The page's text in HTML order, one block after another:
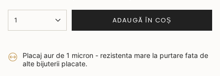
1 ADAUGĂ ÎN COȘ
Placaj aur de 1 micron - rezistenta mare la purtare fata de
alte bijuterii placate.